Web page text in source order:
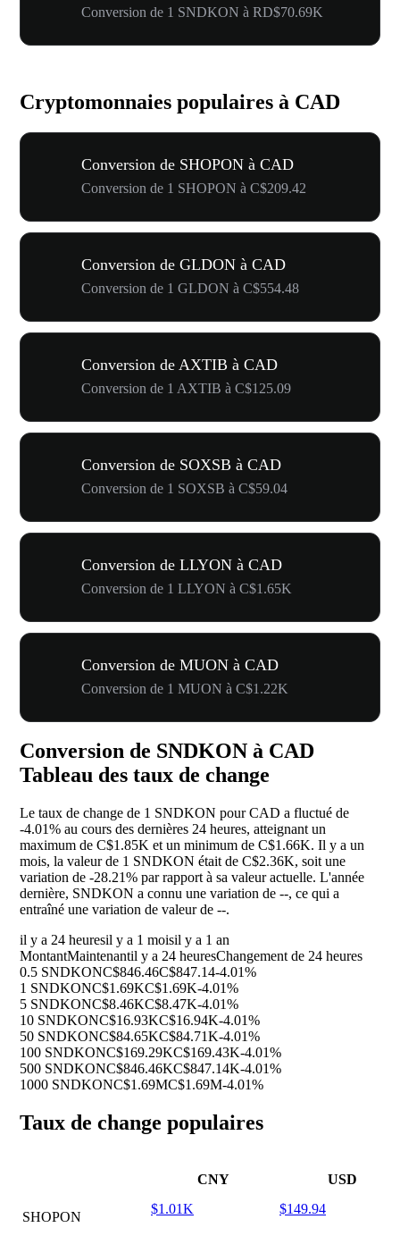
Conversion de 1 SNDKON à RD$70.69K
Cryptomonnaies populaires à CAD
Conversion de SHOPON à CAD
Conversion de 1 SHOPON à C$209.42
Conversion de GLDON à CAD
Conversion de 1 GLDON à C$554.48
Conversion de AXTIB à CAD
Conversion de 1 AXTIB à C$125.09
Conversion de SOXSB à CAD
Conversion de 1 SOXSB à C$59.04
Conversion de LLYON à CAD
Conversion de 1 LLYON à C$1.65K
Conversion de MUON à CAD
Conversion de 1 MUON à C$1.22K
Conversion de SNDKON à CAD
Tableau des taux de change
Le taux de change de 1 SNDKON pour CAD a fluctué de
-4.01% au cours des dernières 24 heures, atteignant un
maximum de C$1.85K et un minimum de C$1.66K. Il y a un
mois, la valeur de 1 SNDKON était de C$2.36K, soit une
variation de -28.21% par rapport à sa valeur actuelle. L'année
dernière, SNDKON a connu une variation de --, ce qui a
entraîné une variation de valeur de --.
il y a 24 heuresil y a 1 moisil y a 1 an
MontantMaintenantil y a 24 heuresChangement de 24 heures
0.5 SNDKONC$846.46C$847.14-4.01%
1 SNDKONC$1.69KC$1.69K-4.01%
5 SNDKONC$8.46KC$8.47K-4.01%
10 SNDKONC$16.93KC$16.94K-4.01%
50 SNDKONC$84.65KC$84.71K-4.01%
100 SNDKONC$169.29KC$169.43K-4.01%
500 SNDKONC$846.46KC$847.14K-4.01%
1000 SNDKONC$1.69MC$1.69M-4.01%
Taux de change populaires
CNY USD
SHOPON
$1.01K $149.94